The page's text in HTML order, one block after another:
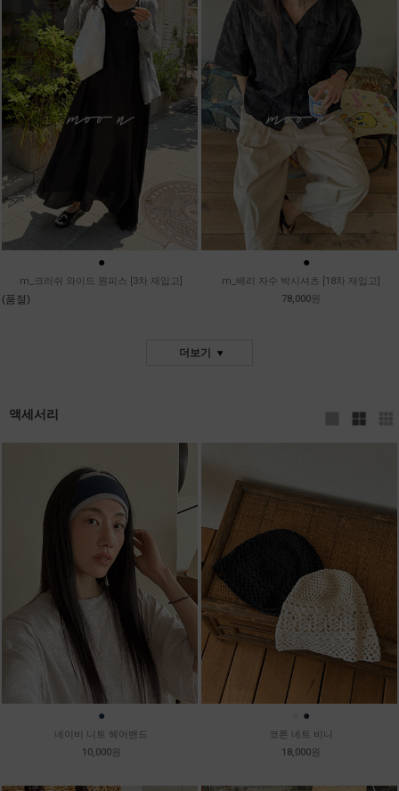
●
m_크러쉬 와이드 원피스 [3차 재입고]
(품절)
●
m_베리 자수 박시셔츠 [18차 재입고]
78,000원
더보기
액세서리
●
네이비 니트 헤어밴드
10,000원
●
코튼 네트 비니
18,000원